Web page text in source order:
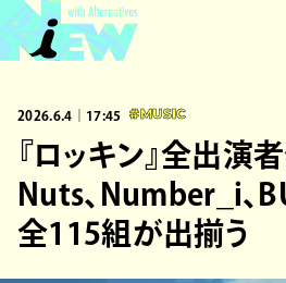
2026.6.4｜17:45 #MUSIC
『ロッキン』全出演
Nuts、Number_i、
全115組が出揃う